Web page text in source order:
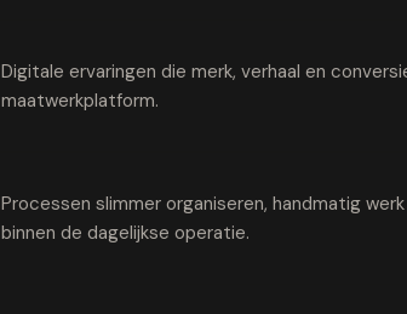
Digitale ervaringen die merk, verhaal en
maatwerkplatform.
Processen slimmer organiseren, handmatig
binnen de dagelijkse operatie.